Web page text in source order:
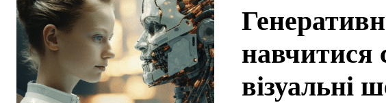
навчитися
візуальні